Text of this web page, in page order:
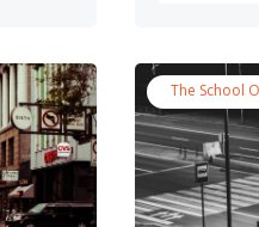
The School